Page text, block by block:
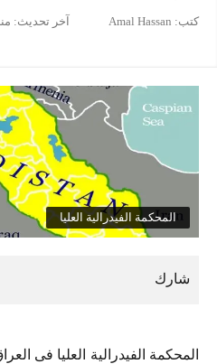
كتب: Amal Hassan آخر تحديث: منذ 9
المحكمة الفيدرالية العليا
المحكمة الفيدرالية العليا فى